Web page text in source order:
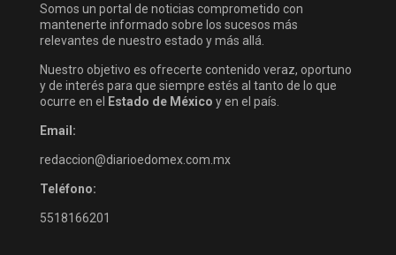
Somos un portal de noticias comprometido con
mantenerte informado sobre los sucesos más
relevantes de nuestro estado y más allá.
Nuestro objetivo es ofrecerte contenido veraz, oportuno
y de interés para que siempre estés al tanto de lo que
ocurre en el
Estado de México y en el país.
Email:
redaccion@diarioedomex.com.mx
Teléfono:
5518166201